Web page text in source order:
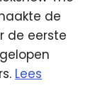
de
de eerste
Lees